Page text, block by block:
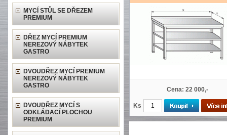
MYCÍ STŮL SE DŘEZEM
PREMIUM
DŘEZ MYCÍ PREMIUM
NEREZOVÝ NÁBYTEK
GASTRO
DVOUDŘEZ MYCÍ PREMIUM
NEREZOVÝ NÁBYTEK
GASTRO
DVOUDŘEZ MYCÍ S
ODKLÁDACÍ PLOCHOU
PREMIUM
Cena: 22 000,-
Ks